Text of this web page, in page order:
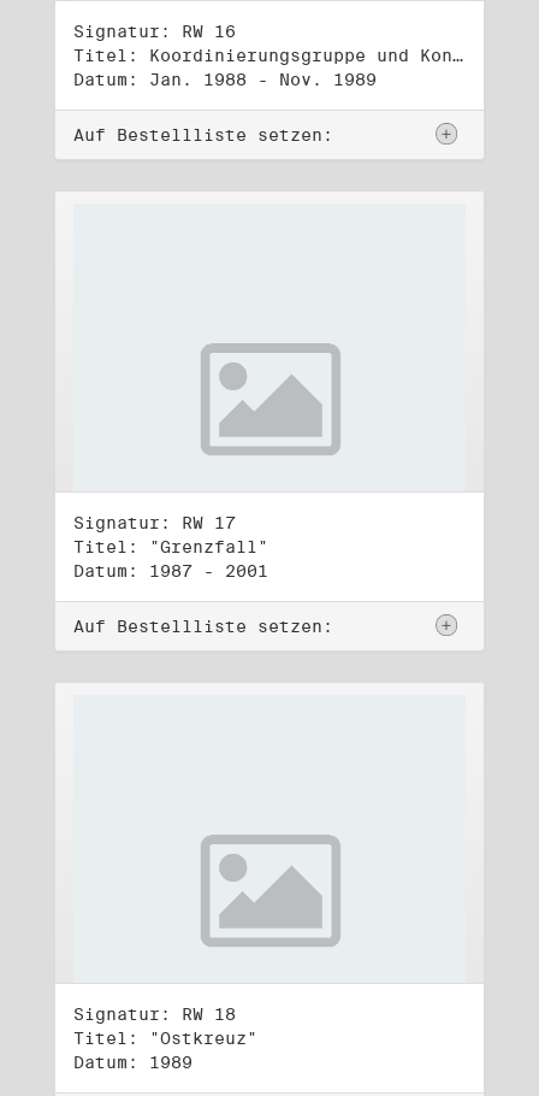
Signatur: RW 16
Titel: Koordinierungsgruppe und Kontakttelefongruppe
Datum: Jan. 1988 - Nov. 1989
Auf Bestellliste setzen:
Signatur: RW 17
Titel: "Grenzfall"
Datum: 1987 - 2001
Auf Bestellliste setzen:
Signatur: RW 18
Titel: "Ostkreuz"
Datum: 1989